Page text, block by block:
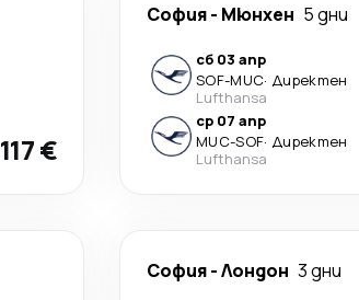
117 €
София- Мюнхен 5 дни
сб 03 апр
SOF-MUC· Директен
Lufthansa
ср 07 апр
MUC-SOF· Директен
Lufthansa
София-Лондон 3 дни